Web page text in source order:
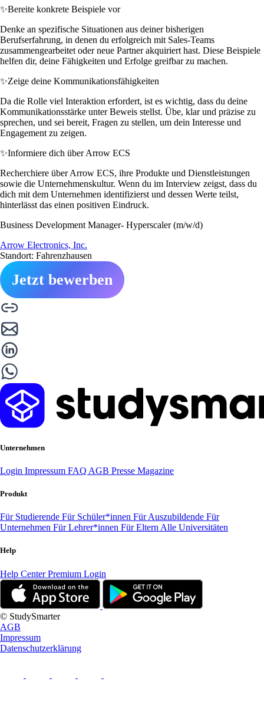
✨Bereite konkrete Beispiele vor
Denke an spezifische Situationen aus deiner bisherigen
Berufserfahrung, in denen du erfolgreich mit Sales-Teams
zusammengearbeitet oder neue Partner akquiriert hast. Diese Beispiele
helfen dir, deine Fähigkeiten und Erfolge greifbar zu machen.
✨Zeige deine Kommunikationsfähigkeiten
Da die Rolle viel Interaktion erfordert, ist es wichtig, dass du deine
Kommunikationsstärke unter Beweis stellst. Übe, klar und präzise zu
sprechen, und sei bereit, Fragen zu stellen, um dein Interesse und
Engagement zu zeigen.
✨Informiere dich über Arrow ECS
Recherchiere über Arrow ECS, ihre Produkte und Dienstleistungen
sowie die Unternehmenskultur. Wenn du im Interview zeigst, dass du
dich mit dem Unternehmen identifizierst und dessen Werte teilst,
hinterlässt das einen positiven Eindruck.
Business Development Manager- Hyperscaler (m/w/d)
Arrow Electronics, Inc.
Standort: Fahrenzhausen
Jetzt bewerben
Unternehmen
Login Impressum FAQ AGB Presse Magazine
Produkt
Für Studierende Für Schüler*innen Für Auszubildende Für
Unternehmen Für Lehrer*innen Für Eltern Alle Universitäten
Help
Help CenterPremium Login
© StudySmarter
AGB
Impressum
Datenschutzerklärung